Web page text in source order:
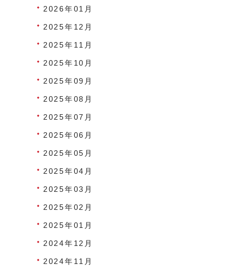
2026年01月
2025年12月
2025年11月
2025年10月
2025年09月
2025年08月
2025年07月
2025年06月
2025年05月
2025年04月
2025年03月
2025年02月
2025年01月
2024年12月
2024年11月